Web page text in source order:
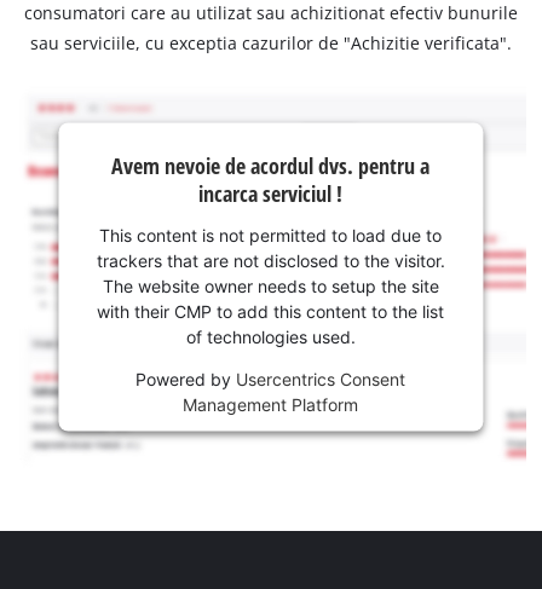
consumatori care au utilizat sau achizitionat efectiv bunurile
sau serviciile, cu exceptia cazurilor de "Achizitie verificata".
Avem nevoie de acordul dvs. pentru a
incarca serviciul !
This content is not permitted to load due to
trackers that are not disclosed to the visitor.
The website owner needs to setup the site
with their CMP to add this content to the list
of technologies used.
Powered by Usercentrics Consent
Management Platform